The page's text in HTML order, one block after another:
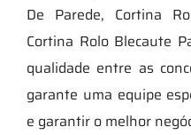
De Parede, Cortina
Cortina Rolo Blecaute
qualidade entre as
garante uma equipe
e garantir o melhor